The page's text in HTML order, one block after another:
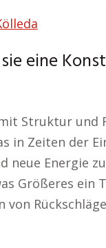
eine
Struktur und
Zeiten der
neue Energie
Größeres ein